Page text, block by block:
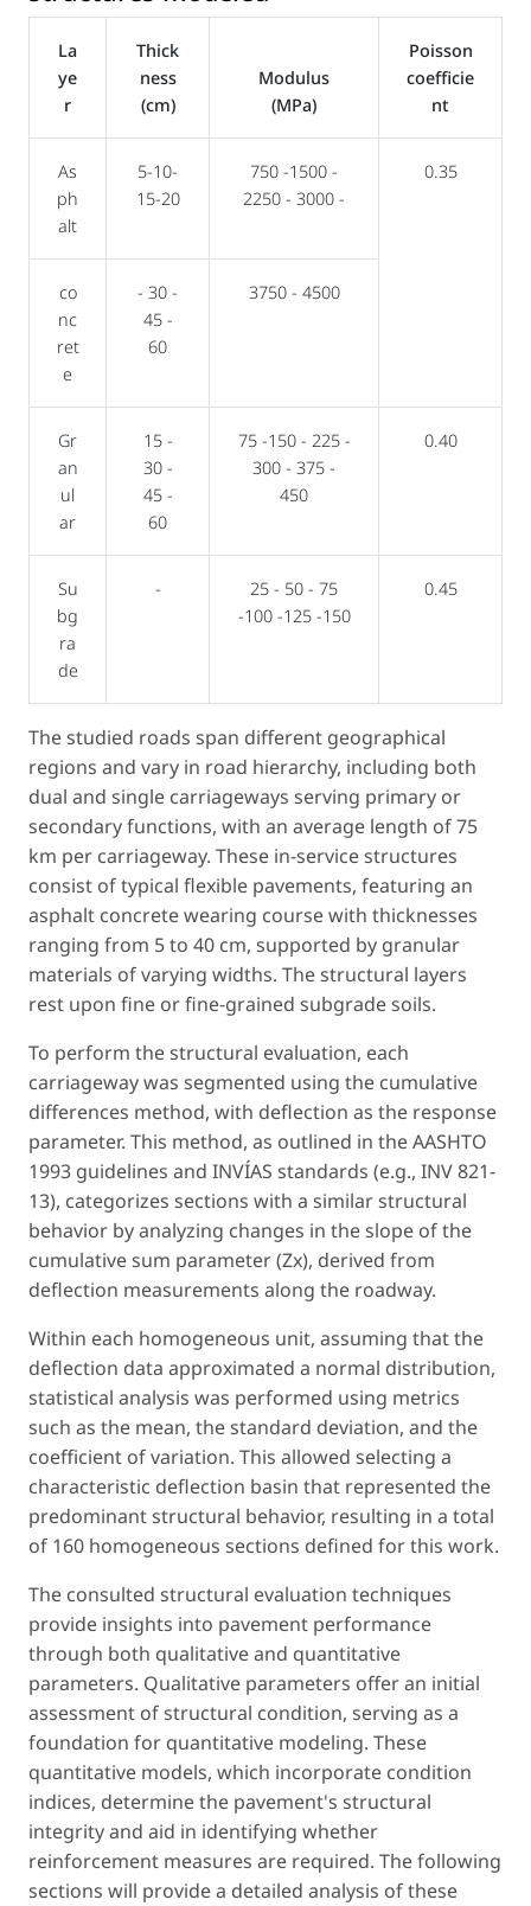
La
ye
r
Thick
ness
(cm)
Modulus
(MPa)
Poisson
coefficie
nt
As
ph
alt
5-10-
15-20
750 -1500 -
2250 - 3000 -
0.35
co
nc
ret
e
- 30 -
45 -
60
3750 - 4500
Gr
an
ul
ar
15 -
30 -
45 -
60
75 -150 - 225 -
300 - 375 -
450
0.40
Su
bg
ra
de
-
25 - 50 - 75
-100 -125 -150
0.45
The studied roads span different geographical
regions and vary in road hierarchy, including both
dual and single carriageways serving primary or
secondary functions, with an average length of 75
km per carriageway. These in-service structures
consist of typical flexible pavements, featuring an
asphalt concrete wearing course with thicknesses
ranging from 5 to 40 cm, supported by granular
materials of varying widths. The structural layers
rest upon fine or fine-grained subgrade soils.
To perform the structural evaluation, each
carriageway was segmented using the cumulative
differences method, with deflection as the response
parameter. This method, as outlined in the AASHTO
1993 guidelines and INVÍAS standards (e.g., INV 821-
13), categorizes sections with a similar structural
behavior by analyzing changes in the slope of the
cumulative sum parameter (Zx), derived from
deflection measurements along the roadway.
Within each homogeneous unit, assuming that the
deflection data approximated a normal distribution,
statistical analysis was performed using metrics
such as the mean, the standard deviation, and the
coefficient of variation. This allowed selecting a
characteristic deflection basin that represented the
predominant structural behavior, resulting in a total
of 160 homogeneous sections defined for this work.
The consulted structural evaluation techniques
provide insights into pavement performance
through both qualitative and quantitative
parameters. Qualitative parameters offer an initial
assessment of structural condition, serving as a
foundation for quantitative modeling. These
quantitative models, which incorporate condition
indices, determine the pavement's structural
integrity and aid in identifying whether
reinforcement measures are required. The following
sections will provide a detailed analysis of these